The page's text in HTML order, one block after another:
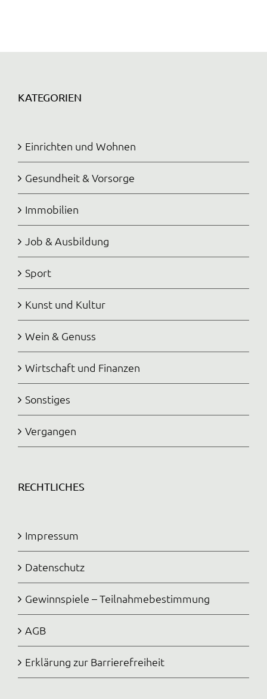
KATEGORIEN
Einrichten und Wohnen
Gesundheit & Vorsorge
Immobilien
Job & Ausbildung
Sport
Kunst und Kultur
Wein & Genuss
Wirtschaft und Finanzen
Sonstiges
Vergangen
RECHTLICHES
Impressum
Datenschutz
Gewinnspiele – Teilnahmebestimmung
AGB
Erklärung zur Barrierefreiheit